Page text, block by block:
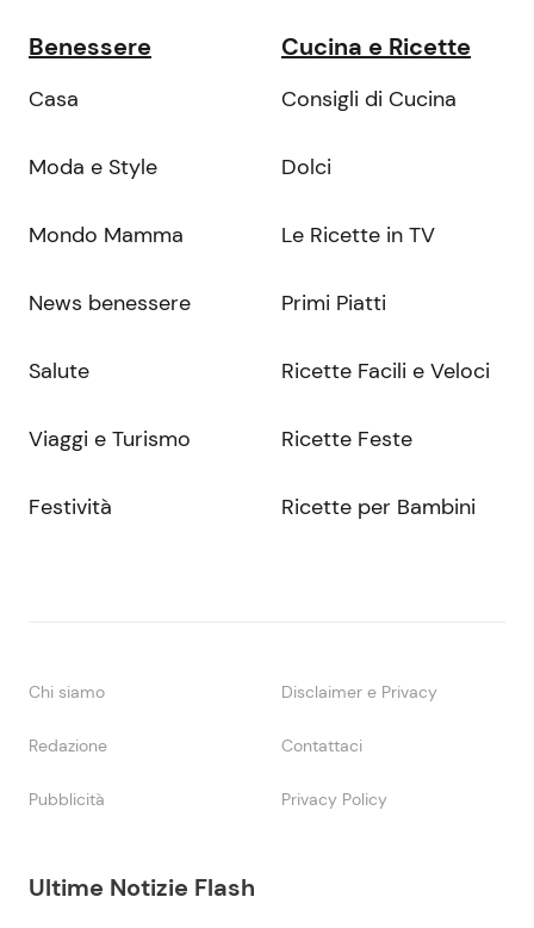
Ultime Notizie Flash
Benessere
Casa
Moda e Style
Mondo Mamma
News benessere
Salute
Viaggi e Turismo
Festività
Cucina e Ricette
Consigli di Cucina
Dolci
Le Ricette in TV
Primi Piatti
Ricette Facili e Veloci
Ricette Feste
Ricette per Bambini
Chi siamo Disclaimer e Privacy
Redazione Contattaci
Pubblicità Privacy Policy